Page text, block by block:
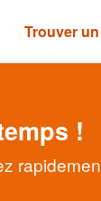
Trouver
!